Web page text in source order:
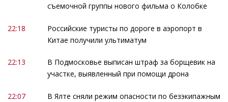
съемочной группы нового фильма о Колобке
22:18
Российские туристы по дороге в аэропорт в
Китае получили ультиматум
22:13
В Подмосковье выписан штраф за борщевик на
участке, выявленный при помощи дрона
22:07
В Ялте сняли режим опасности по безэкипажным